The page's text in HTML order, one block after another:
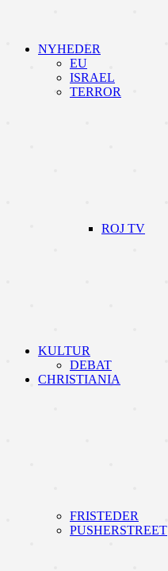
NYHEDER
EU
ISRAEL
TERROR
ROJ TV
KULTUR
DEBAT
CHRISTIANIA
FRISTEDER
PUSHERSTREET